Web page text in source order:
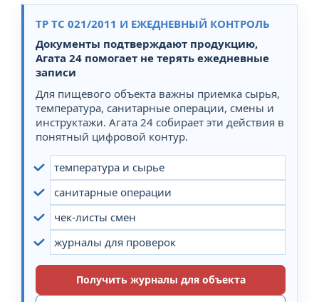
ТР ТС 021/2011 И ЕЖЕДНЕВНЫЙ КОНТРОЛЬ
Документы подтверждают продукцию,
Агата 24 помогает не терять ежедневные
записи
Для пищевого объекта важны приемка сырья,
температура, санитарные операции, смены и
инструктажи. Агата 24 собирает эти действия в
понятный цифровой контур.
температура и сырье
санитарные операции
чек-листы смен
журналы для проверок
Получить журналы для объекта